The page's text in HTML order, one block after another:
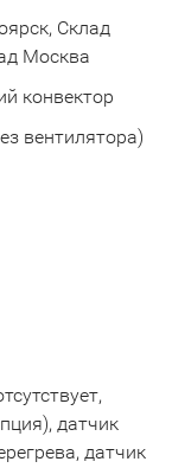
Склад
Москва
конвектор
вентилятора)
датчик
датчик